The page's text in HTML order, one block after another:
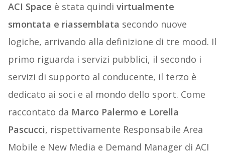
ACI Space è stata quindi virtualmente
smontata e riassemblata secondo nuove
logiche, arrivando alla definizione di tre mood. Il
primo riguarda i servizi pubblici, il secondo i
servizi di supporto al conducente, il terzo è
dedicato ai soci e al mondo dello sport. Come
raccontato da Marco Palermo e Lorella
Pascucci, rispettivamente Responsabile Area
Mobile e New Media e Demand Manager di ACI